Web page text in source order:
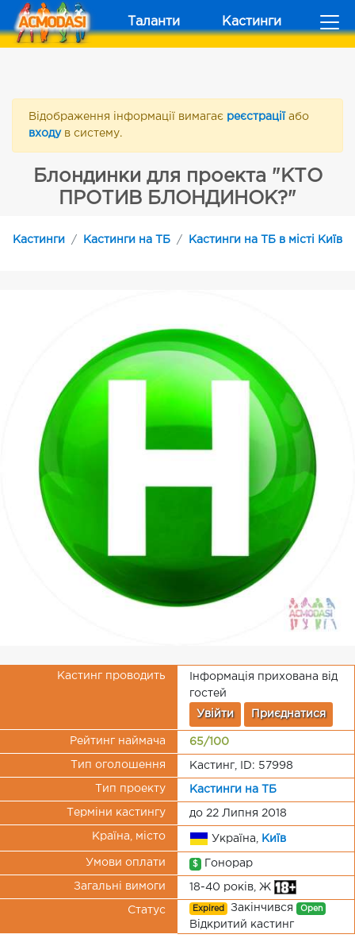
Таланти Кастинги
Відображення інформації вимагає реєстрації або
входу в систему.
Блондинки для проекта "КТО
ПРОТИВ БЛОНДИНОК?"
Кастинги Кастинги на ТБ Кастинги на ТБ в місті Київ
Кастинг проводить
Інформація прихована від
гостей
Увійти Приєднатися
Рейтинг наймача 65/100
Тип оголошення Кастинг, ID: 57998
Тип проекту Кастинги на ТБ
Терміни кастингу до 22 Липня 2018
Країна, місто Україна, Київ
Умови оплати $ Гонорар
Загальні вимоги 18-40 років, Ж
Статус Expired Закінчився Open
Відкритий кастинг